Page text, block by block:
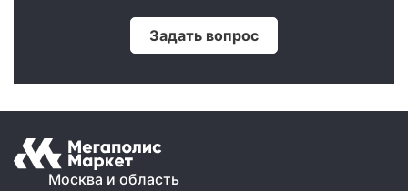
Задать вопрос
Москва и область